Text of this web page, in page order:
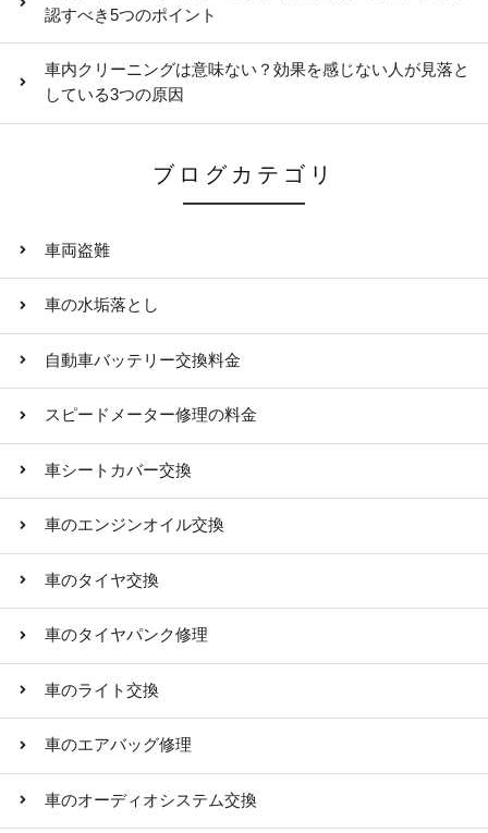
認すべき5つのポイント
車内クリーニングは意味ない？効果を感じない人が見落と
している3つの原因
ブログカテゴリ
車両盗難
車の水垢落とし
自動車バッテリー交換料金
スピードメーター修理の料金
車シートカバー交換
車のエンジンオイル交換
車のタイヤ交換
車のタイヤパンク修理
車のライト交換
車のエアバッグ修理
車のオーディオシステム交換